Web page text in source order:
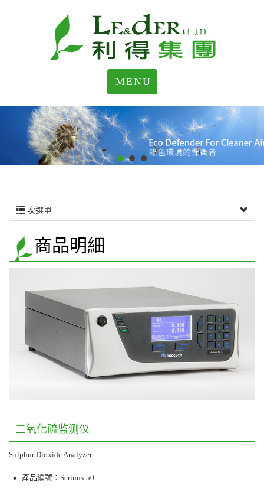
MENU
次選單
商品明細
二氧化硫监测仪
Sulphur Dioxide Analyzer
產品編號：Serinus-50